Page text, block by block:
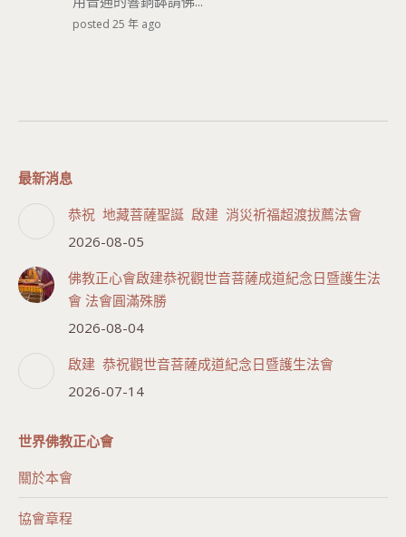
posted 25 年 ago
最新消息
恭祝 地藏菩薩聖誕 啟建 消災祈福超渡拔薦法會
2026-08-05
佛教正心會啟建恭祝觀世音菩薩成道紀念日暨護生法
會 法會圓滿殊勝
2026-08-04
啟建 恭祝觀世音菩薩成道紀念日暨護生法會
2026-07-14
世界佛教正心會
關於本會
協會章程